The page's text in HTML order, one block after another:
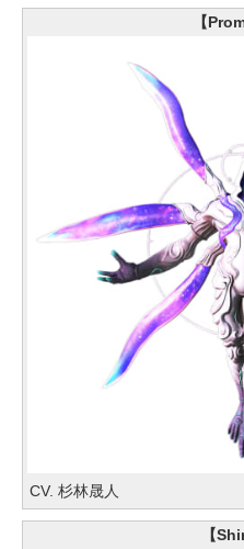
【
CV. 杉林晟人
【